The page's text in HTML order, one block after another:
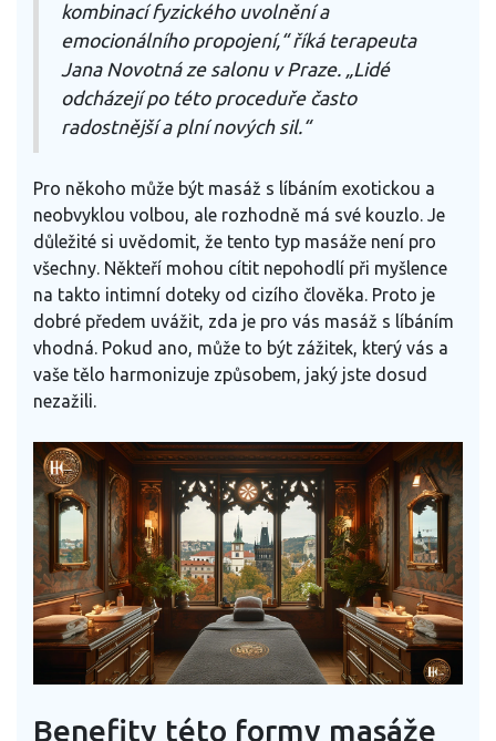
kombinací fyzického uvolnění a
emocionálního propojení,“ říká terapeuta
Jana Novotná ze salonu v Praze. „Lidé
odcházejí po této proceduře často
radostnější a plní nových sil.“
Pro někoho může být masáž s líbáním exotickou a
neobvyklou volbou, ale rozhodně má své kouzlo. Je
důležité si uvědomit, že tento typ masáže není pro
všechny. Někteří mohou cítit nepohodlí při myšlence
na takto intimní doteky od cizího člověka. Proto je
dobré předem uvážit, zda je pro vás masáž s líbáním
vhodná. Pokud ano, může to být zážitek, který vás a
vaše tělo harmonizuje způsobem, jaký jste dosud
nezažili.
Benefity této formy masáže